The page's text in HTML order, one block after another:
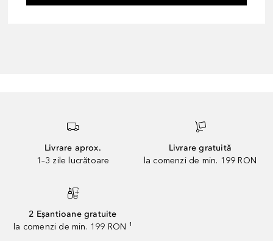
Livrare aprox.
1–3 zile lucrătoare
Livrare gratuită
la comenzi de min. 199 RON
2 Eșantioane gratuite
la comenzi de min. 199 RON ¹